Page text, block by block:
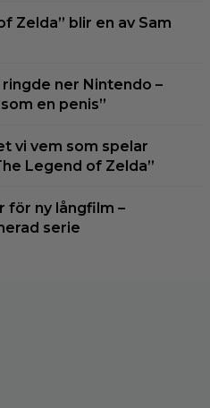
Zelda” blir en av Sam
ner Nintendo –
en penis”
vi vem som spelar
Legend of Zelda”
för ny långfilm –
serie